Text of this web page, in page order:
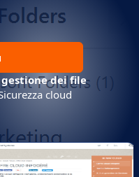
dei file
cloud